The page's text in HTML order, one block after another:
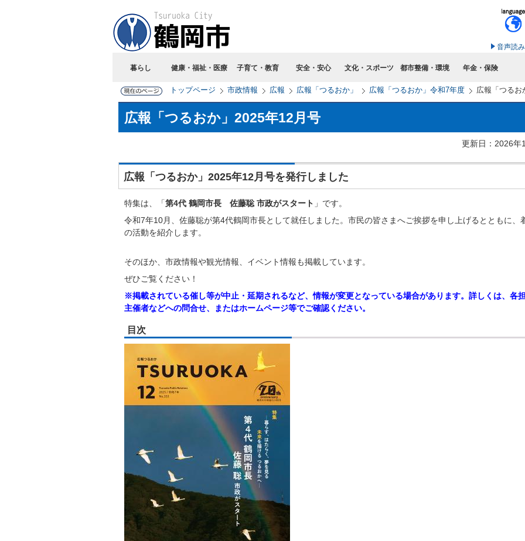
音声読
暮らし 健康・福祉・医療 子育て・教育 安全・安心 文化・スポーツ 都市整備・環境 年金・保険
トップページ 市政情報 広報 広報「つるおか」 広報「つるおか」令和7年度 広報「つるお
広報「つるおか」2025年12月号
更新日：2026年
広報「つるおか」2025年12月号を発行しました
特集は、「第4代 鶴岡市長 佐藤聡 市政がスタート 」です。
令和7年10月、佐藤聡が第4代鶴岡市長として就任しました。市民の皆さまへご挨拶を申し上げるとともに、
の活動を紹介します。
そのほか、市政情報や観光情報、イベント情報も掲載しています。
ぜひご覧ください！
※掲載されている催し等が中止・延期されるなど、情報が変更となっている場合があります。詳しくは、各
主催者などへの問合せ、またはホームページ等でご確認ください。
目次